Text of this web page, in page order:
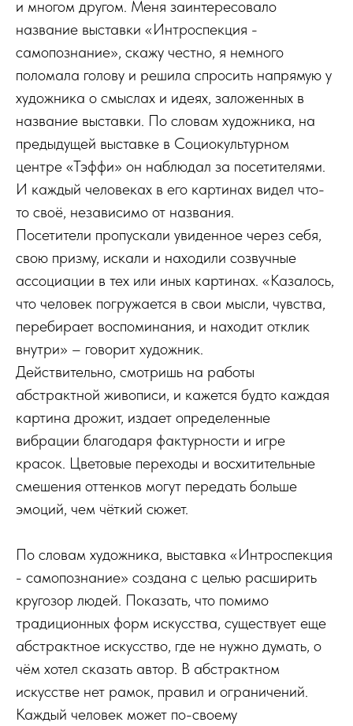
и многом другом. Меня заинтересовало
название выставки «Интроспекция -
самопознание», скажу честно, я немного
поломала голову и решила спросить напрямую у
художника о смыслах и идеях, заложенных в
название выставки. По словам художника, на
предыдущей выставке в Социокультурном
центре «Тэффи» он наблюдал за посетителями.
И каждый человеках в его картинах видел что-
то своё, независимо от названия.
Посетители пропускали увиденное через себя,
свою призму, искали и находили созвучные
ассоциации в тех или иных картинах. «Казалось,
что человек погружается в свои мысли, чувства,
перебирает воспоминания, и находит отклик
внутри» – говорит художник.
Действительно, смотришь на работы
абстрактной живописи, и кажется будто каждая
картина дрожит, издает определенные
вибрации благодаря фактурности и игре
красок. Цветовые переходы и восхитительные
смешения оттенков могут передать больше
эмоций, чем чёткий сюжет.
По словам художника, выставка «Интроспекция
- самопознание» создана с целью расширить
кругозор людей. Показать, что помимо
традиционных форм искусства, существует еще
абстрактное искусство, где не нужно думать, о
чём хотел сказать автор. В абстрактном
искусстве нет рамок, правил и ограничений.
Каждый человек может по-своему